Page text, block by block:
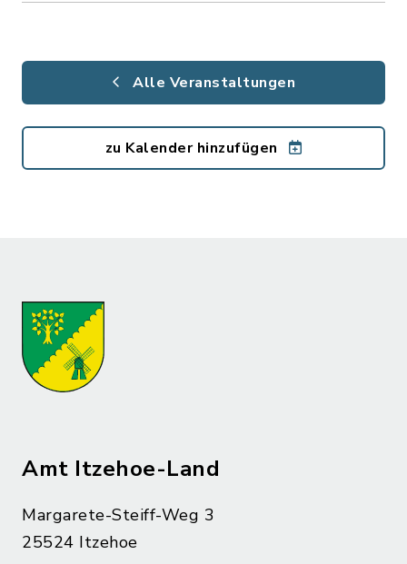
Alle Veranstaltungen
zu Kalender hinzufügen
Amt Itzehoe-Land
Margarete-Steiff-Weg 3
25524 Itzehoe